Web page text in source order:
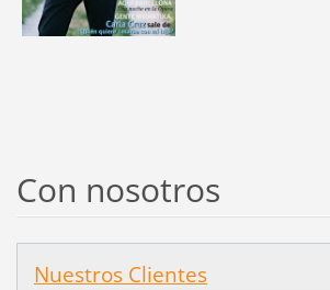
Con nosotros
Nuestros Clientes